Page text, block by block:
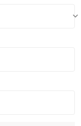
keyboard_arrow_down